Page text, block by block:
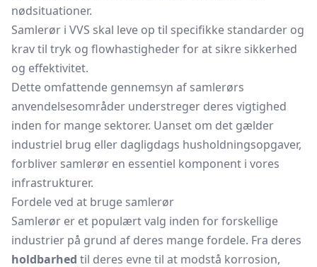
nødsituationer.
Samlerør i VVS skal leve op til specifikke standarder og
krav til tryk og flowhastigheder for at sikre sikkerhed
og effektivitet.
Dette omfattende gennemsyn af samlerørs
anvendelsesområder understreger deres vigtighed
inden for mange sektorer. Uanset om det gælder
industriel brug eller dagligdags husholdningsopgaver,
forbliver samlerør en essentiel komponent i vores
infrastrukturer.
Fordele ved at bruge samlerør
Samlerør er et populært valg inden for forskellige
industrier på grund af deres mange fordele. Fra deres
holdbarhed til deres evne til at modstå korrosion,